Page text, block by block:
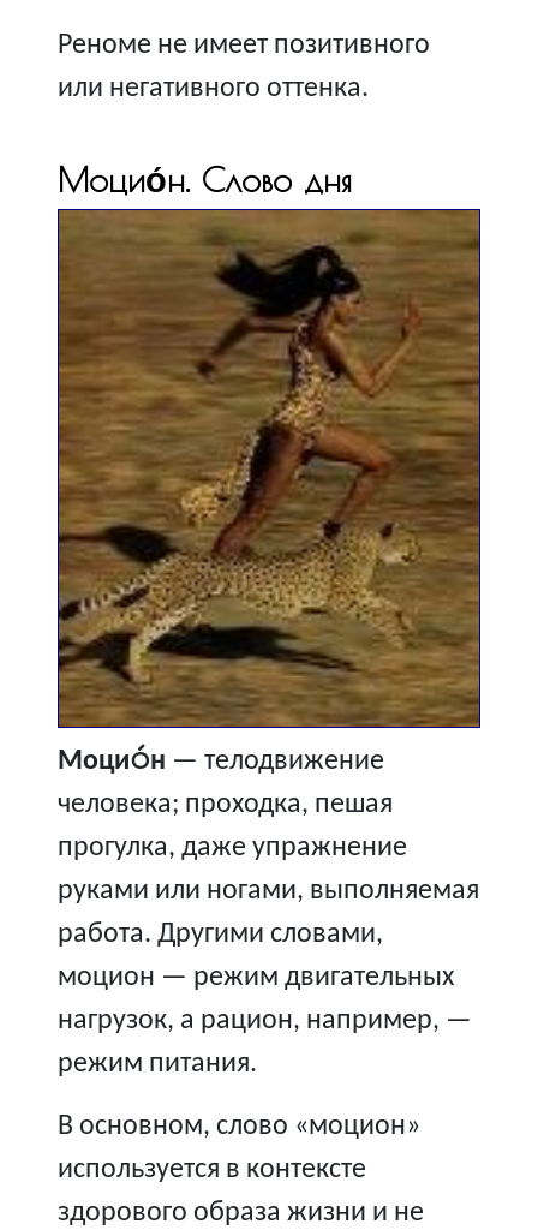
Реноме не имеет позитивного
или негативного оттенка.
Моцио́н. Слово дня
Моцио́н — телодвижение
человека; проходка, пешая
прогулка, даже упражнение
руками или ногами, выполняемая
работа. Другими словами,
моцион — режим двигательных
нагрузок, а рацион, например, —
режим питания.
В основном, слово «моцион»
используется в контексте
здорового образа жизни и не